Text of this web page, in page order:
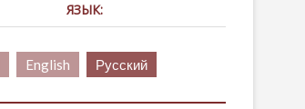
ЯЗЫК:
English Русский